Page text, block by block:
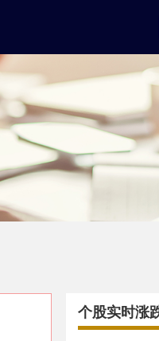
个股实时涨